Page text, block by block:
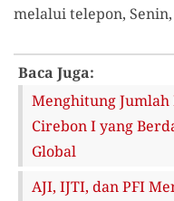
melalui telepon, Senin,
Baca Juga:
Menghitung Jumlah
Cirebon I yang
Global
AJI, IJTI, dan PFI